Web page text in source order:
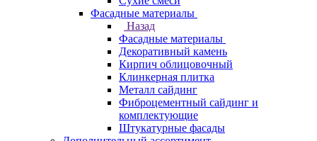
Фасадные материалы
Назад
Фасадные материалы
Декоративный камень
Кирпич облицовочный
Клинкерная плитка
Металл сайдинг
Фиброцементный сайдинг и
комплектующие
Штукатурные фасады